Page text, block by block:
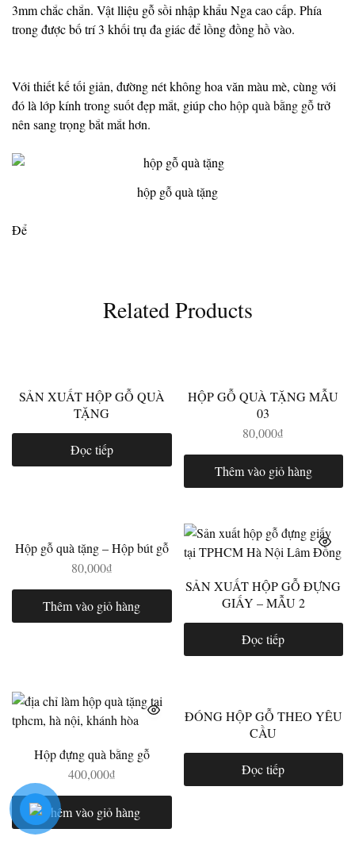
3mm chắc chắn. Vật lliệu gỗ sồi nhập khẩu Nga cao cấp. Phía
trong được bố trí 3 khối trụ đa giác để lồng đồng hồ vào.
Với thiết kế tối giản, đường nét không hoa văn màu mè, cùng với
đó là lớp kính trong suốt đẹp mắt, giúp chohộp quà bằng gỗtrở
nên sang trọng bắt mắt hơn.
hộp gỗ quà tặng
Để
Related Products
SẢN XUẤT HỘP GỖ QUÀ
TẶNG
Đọc tiếp
HỘP GỖ QUÀ TẶNG MẪU
03
80,000₫
Thêm vào giỏ hàng
Hộp gỗ quà tặng – Hộp bút gỗ
80,000₫
Thêm vào giỏ hàng
SẢN XUẤT HỘP GỖ ĐỰNG
GIẤY – MẪU 2
Đọc tiếp
Hộp đựng quà bằng gỗ
400,000₫
Thêm vào giỏ hàng
ĐÓNG HỘP GỖ THEO YÊU
CẦU
Đọc tiếp